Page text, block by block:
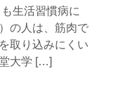
生活習慣病に
の人は、筋肉で
取り込みにくい
大学 […]